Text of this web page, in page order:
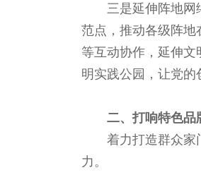
三是延伸阵地网
范点，推动各级阵地
等互动协作，延伸
明实践公园，让党
二、打响特色品
着力打造群众家
力。